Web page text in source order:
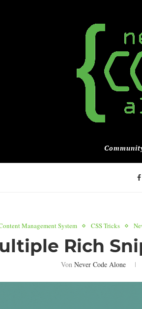
Management System CSS Tricks
Rich
Von Never Code Alone